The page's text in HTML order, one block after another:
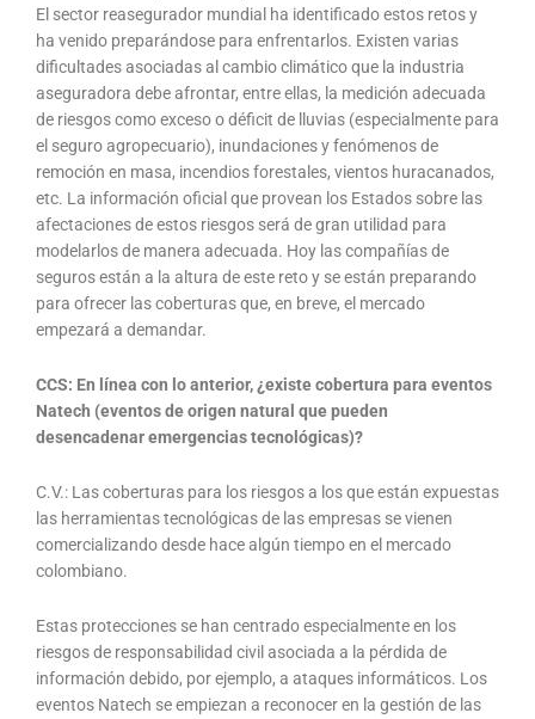
El sector reasegurador mundial ha identificado estos retos y
ha venido preparándose para enfrentarlos. Existen varias
dificultades asociadas al cambio climático que la industria
aseguradora debe afrontar, entre ellas, la medición adecuada
de riesgos como exceso o déficit de lluvias (especialmente para
el seguro agropecuario), inundaciones y fenómenos de
remoción en masa, incendios forestales, vientos huracanados,
etc. La información oficial que provean los Estados sobre las
afectaciones de estos riesgos será de gran utilidad para
modelarlos de manera adecuada. Hoy las compañías de
seguros están a la altura de este reto y se están preparando
para ofrecer las coberturas que, en breve, el mercado
empezará a demandar.
CCS: En línea con lo anterior, ¿existe cobertura para eventos
Natech (eventos de origen natural que pueden
desencadenar emergencias tecnológicas)?
C.V.: Las coberturas para los riesgos a los que están expuestas
las herramientas tecnológicas de las empresas se vienen
comercializando desde hace algún tiempo en el mercado
colombiano.
Estas protecciones se han centrado especialmente en los
riesgos de responsabilidad civil asociada a la pérdida de
información debido, por ejemplo, a ataques informáticos. Los
eventos Natech se empiezan a reconocer en la gestión de las